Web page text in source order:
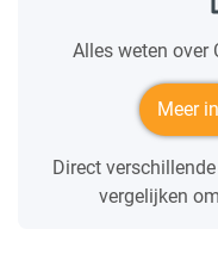
Alles weten over
Meer
Direct
vergelijken